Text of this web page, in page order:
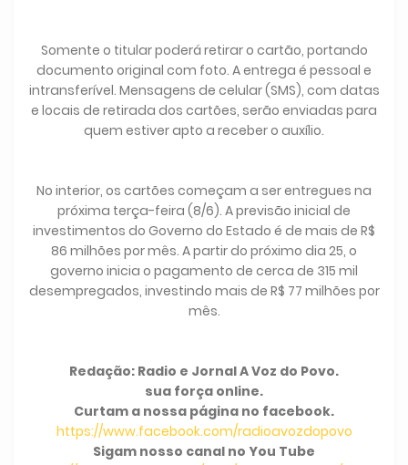
Somente o titular poderá retirar o cartão, portando
documento original com foto. A entrega é pessoal e
intransferível. Mensagens de celular (SMS), com datas
e locais de retirada dos cartões, serão enviadas para
quem estiver apto a receber o auxílio.
No interior, os cartões começam a ser entregues na
próxima terça-feira (8/6). A previsão inicial de
investimentos do Governo do Estado é de mais de R$
86 milhões por mês. A partir do próximo dia 25, o
governo inicia o pagamento de cerca de 315 mil
desempregados, investindo mais de R$ 77 milhões por
mês.
Redação: Radio e Jornal A Voz do Povo.
sua força online.
Curtam a nossa página no facebook.
https://www.facebook.com/radioavozdopovo
Sigam nosso canal no You Tube